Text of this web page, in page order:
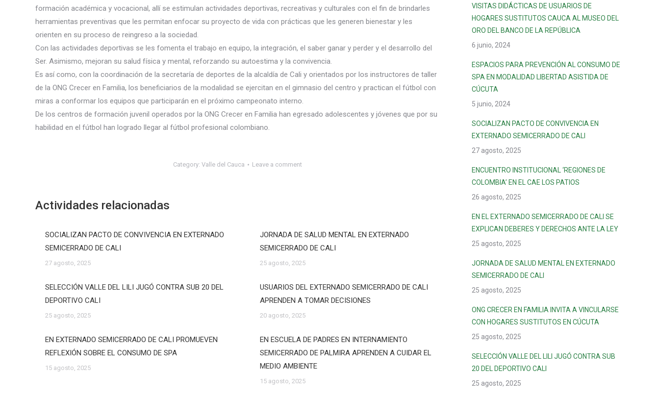
formación académica y vocacional, allí se estimulan actividades deportivas, recreativas y culturales con el fin de brindarles
herramientas preventivas que les permitan enfocar su proyecto de vida con prácticas que les generen bienestar y les
orienten en su proceso de reingreso a la sociedad.
Con las actividades deportivas se les fomenta el trabajo en equipo, la integración, el saber ganar y perder y el desarrollo del
Ser. Asimismo, mejoran su salud física y mental, reforzando su autoestima y la convivencia.
Es así como, con la coordinación de la secretaría de deportes de la alcaldía de Cali y orientados por los instructores de taller
de la ONG Crecer en Familia, los beneficiarios de la modalidad se ejercitan en el gimnasio del centro y practican el fútbol con
miras a conformar los equipos que participarán en el próximo campeonato interno.
De los centros de formación juvenil operados por la ONG Crecer en Familia han egresado adolescentes y jóvenes que por su
habilidad en el fútbol han logrado llegar al fútbol profesional colombiano.
Category: Valle del Cauca Leave a comment
Actividades relacionadas
SOCIALIZAN PACTO DE CONVIVENCIA EN EXTERNADO
SEMICERRADO DE CALI
27 agosto, 2025
JORNADA DE SALUD MENTAL EN EXTERNADO
SEMICERRADO DE CALI
25 agosto, 2025
SELECCIÓN VALLE DEL LILI JUGÓ CONTRA SUB 20 DEL
DEPORTIVO CALI
25 agosto, 2025
USUARIOS DEL EXTERNADO SEMICERRADO DE CALI
APRENDEN A TOMAR DECISIONES
20 agosto, 2025
EN EXTERNADO SEMICERRADO DE CALI PROMUEVEN
REFLEXIÓN SOBRE EL CONSUMO DE SPA
15 agosto, 2025
EN ESCUELA DE PADRES EN INTERNAMIENTO
SEMICERRADO DE PALMIRA APRENDEN A CUIDAR EL
MEDIO AMBIENTE
15 agosto, 2025
VISITAS DIDÁCTICAS DE USUARIOS DE
HOGARES SUSTITUTOS CAUCA AL MUSEO DEL
ORO DEL BANCO DE LA REPÚBLICA
6 junio, 2024
ESPACIOS PARA PREVENCIÓN AL CONSUMO DE
SPA EN MODALIDAD LIBERTAD ASISTIDA DE
CÚCUTA
5 junio, 2024
SOCIALIZAN PACTO DE CONVIVENCIA EN
EXTERNADO SEMICERRADO DE CALI
27 agosto, 2025
ENCUENTRO INSTITUCIONAL ‘REGIONES DE
COLOMBIA’ EN EL CAE LOS PATIOS
26 agosto, 2025
EN EL EXTERNADO SEMICERRADO DE CALI SE
EXPLICAN DEBERES Y DERECHOS ANTE LA LEY
25 agosto, 2025
JORNADA DE SALUD MENTAL EN EXTERNADO
SEMICERRADO DE CALI
25 agosto, 2025
ONG CRECER EN FAMILIA INVITA A VINCULARSE
CON HOGARES SUSTITUTOS EN CÚCUTA
25 agosto, 2025
SELECCIÓN VALLE DEL LILI JUGÓ CONTRA SUB
20 DEL DEPORTIVO CALI
25 agosto, 2025